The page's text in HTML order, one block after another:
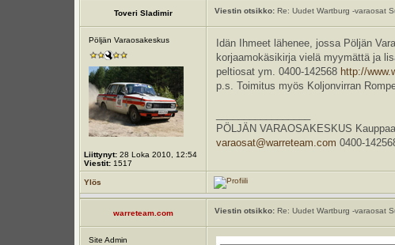
Toveri Sladimir Viestin otsikko: Re: Uudet Wartburg -varaosat
Pöljän Varaosakeskus
Liittynyt: 28 Loka 2010, 12:54
Viestit: 1517
Idän Ihmeet lähenee, jossa Pöljän
korjaamokäsikirja vielä myymättä ja
peltiosat ym. 0400-142568 http://
p.s. Toimitus myös Koljonvirran
PÖLJÄN VARAOSAKESKUS
varaosat@warreteam.com 0400-
Ylös
warreteam.com Viestin otsikko: Re: Uudet Wartburg -varaosat
Site Admin